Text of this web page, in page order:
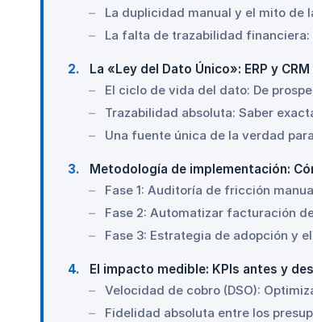
La duplicidad manual y el mito de
La falta de trazabilidad
2
La «Ley del Dato Único»: ERP y
El ciclo de vida del dato: De
Trazabilidad absoluta: Saber
Una fuente única de la verdad
3
Metodología de implementación:
Fase 1: Auditoría de fricción
Fase 2: Automatizar facturación
Fase 3: Estrategia de adopción y
4
El impacto medible: KPIs antes y
Velocidad de cobro (DSO):
Fidelidad absoluta entre los